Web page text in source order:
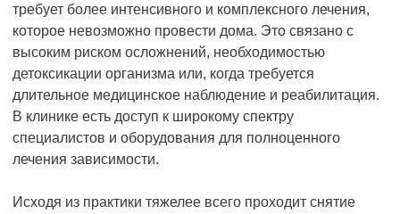
требует более интенсивного и комплексного лечения,
которое невозможно провести дома. Это связано с
высоким риском осложнений, необходимостью
детоксикации организма или, когда требуется
длительное медицинское наблюдение и реабилитация.
В клинике есть доступ к широкому спектру
специалистов и оборудования для полноценного
лечения зависимости.
Исходя из практики тяжелее всего проходит снятие